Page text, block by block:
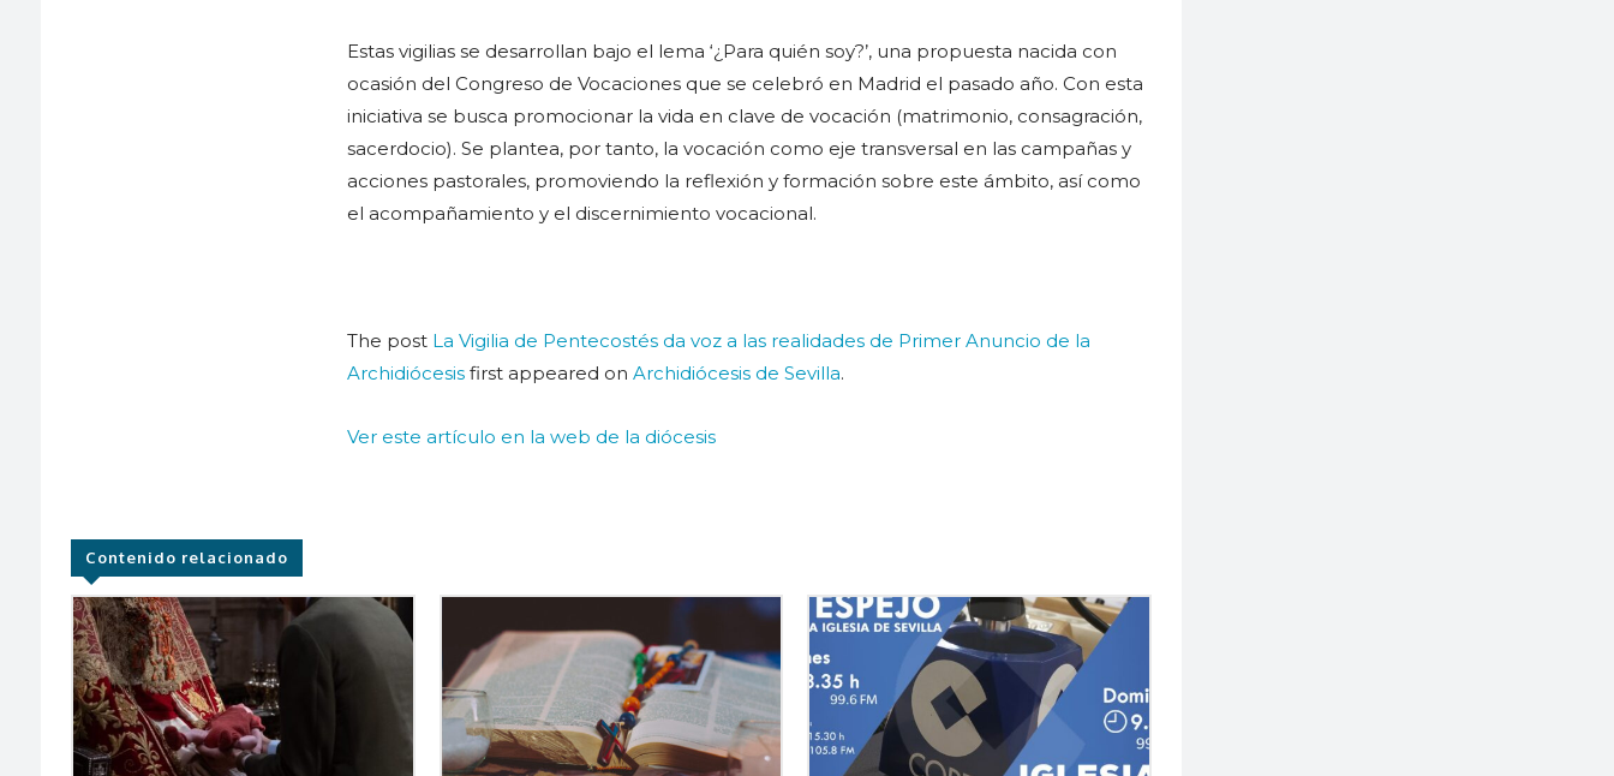
Estas vigilias se desarrollan bajo el lema ‘¿Para quién soy?’, una propuesta nacida con
ocasión del Congreso de Vocaciones que se celebró en Madrid el pasado año. Con esta
iniciativa se busca promocionar la vida en clave de vocación (matrimonio, consagración,
sacerdocio). Se plantea, por tanto, la vocación como eje transversal en las campañas y
acciones pastorales, promoviendo la reflexión y formación sobre este ámbito, así como
el acompañamiento y el discernimiento vocacional.
The post La Vigilia de Pentecostés da voz a las realidades de Primer Anuncio de la
Archidiócesis first appeared on Archidiócesis de Sevilla.
Ver este artículo en la web de la diócesis
Contenido relacionado